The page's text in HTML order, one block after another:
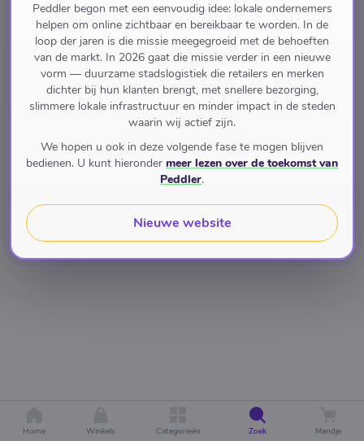
Home Winkels Categorieën Zoek Mandje
Peddler begon met een eenvoudig idee: lokale ondernemers
helpen om online zichtbaar en bereikbaar te worden. In de
loop der jaren is die missie meegegroeid met de behoeften
van de markt. In 2026 gaat die missie verder in een nieuwe
vorm — duurzame stadslogistiek die retailers en merken
dichter bij hun klanten brengt, met snellere bezorging,
slimmere lokale infrastructuur en minder impact in de steden
waarin wij actief zijn.
We hopen u ook in deze volgende fase te mogen blijven
bedienen. U kunt hieronder meer lezen over de toekomst van
Peddler.
Nieuwe website